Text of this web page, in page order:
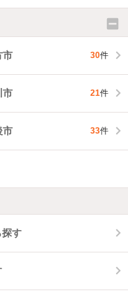
市 30件
市 21件
市 33件
探す